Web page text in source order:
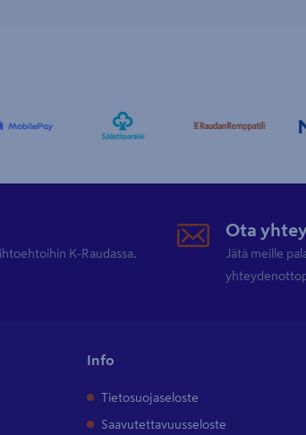
K-Raudassa.
Ota
Jätä meille
Info
Tietosuojaseloste
Saavutettavuusseloste